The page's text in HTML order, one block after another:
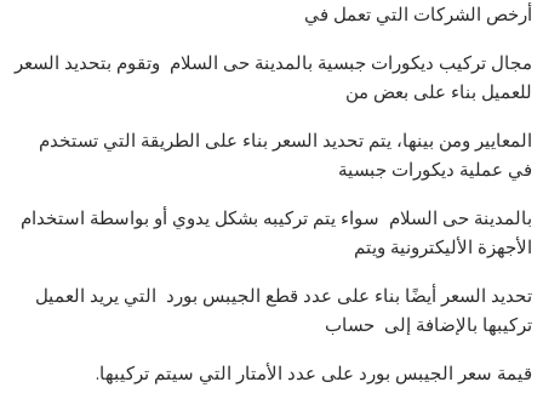
أرخص الشركات التي تعمل في
مجال تركيب دیكورات جبسیة بالمدینة حى السلام وتقوم بتحديد السعر
للعميل بناء على بعض من
المعايير ومن بينها، يتم تحديد السعر بناء على الطريقة التي تستخدم
في عملية دیكورات جبسیة
بالمدینة حى السلام سواء يتم تركيبه بشكل يدوي أو بواسطة استخدام
الأجهزة الأليكترونية ويتم
تحديد السعر أيضًا بناء على عدد قطع الجيبس بورد التي يريد العميل
تركيبها بالإضافة إلى حساب
قيمة سعر الجيبس بورد على عدد الأمتار التي سيتم تركيبها.